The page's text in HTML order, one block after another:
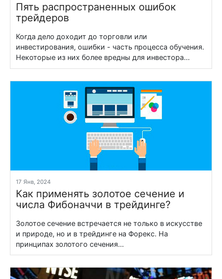
Пять распространенных ошибок
трейдеров
Когда дело доходит до торговли или
инвестирования, ошибки - часть процесса обучения.
Некоторые из них более вредны для инвестора...
17 Янв, 2024
Как применять золотое сечение и
числа Фибоначчи в трейдинге?
Золотое сечение встречается не только в искусстве
и природе, но и в трейдинге на Форекс. На
принципах золотого сечения...